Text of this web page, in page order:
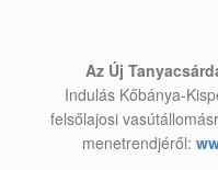
Az Új
Indulás Kőbánya-
felsőlajosi
menetrendjéről: